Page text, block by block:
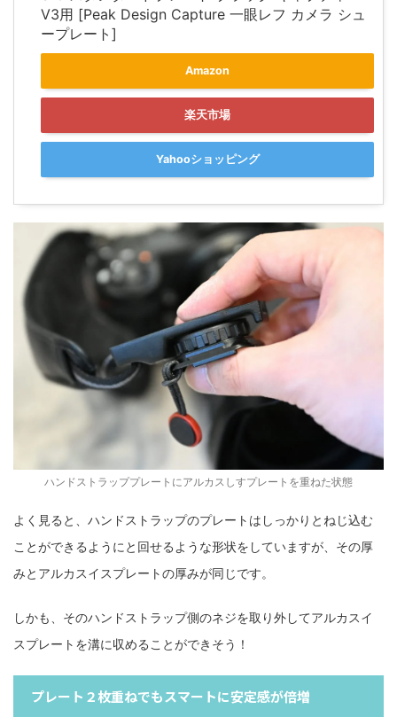
V3用 [Peak Design Capture 一眼レフ カメラ シュ
ープレート]
Amazon
楽天市場
Yahooショッピング
ハンドストラッププレートにアルカスしすプレートを重ねた状態
よく見ると、ハンドストラップのプレートはしっかりとねじ込む
ことができるようにと回せるような形状をしていますが、その厚
みとアルカスイスプレートの厚みが同じです。
しかも、そのハンドストラップ側のネジを取り外してアルカスイ
スプレートを溝に収めることができそう！
プレート２枚重ねでもスマートに安定感が倍増